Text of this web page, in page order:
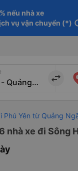
nếu nhà xe
vụ vận chuyển (*)
import_export
Phú Yên từ Quảng
nhà xe đi Sông